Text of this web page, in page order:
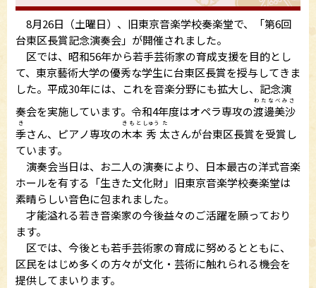
8月26日（土曜日）、旧東京音楽学校奏楽堂で、「第6回
台東区長賞記念演奏会」が開催されました。
区では、昭和56年から若手芸術家の育成支援を目的とし
て、東京藝術大学の優秀な学生に台東区長賞を授与してきま
した。平成30年には、これを音楽分野にも拡大し、記念演
奏会を実施しています。令和4年度はオペラ専攻の渡邊美沙
わたなべみさ
季
き
さん、ピアノ専攻の木本
きもと
秀
しゅう
太
た
さんが台東区長賞を受賞し
ています。
演奏会当日は、お二人の演奏により、日本最古の洋式音楽
ホールを有する「生きた文化財」旧東京音楽学校奏楽堂は
素晴らしい音色に包まれました。
才能溢れる若き音楽家の今後益々のご活躍を願っており
ます。
区では、今後とも若手芸術家の育成に努めるとともに、
区民をはじめ多くの方々が文化・芸術に触れられる機会を
提供してまいります。